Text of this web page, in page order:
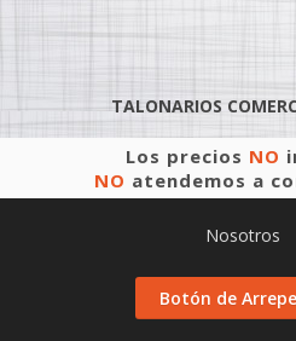
TALONARIOS
Los precios NO
NO atendemos a
Nosotros
Botón de